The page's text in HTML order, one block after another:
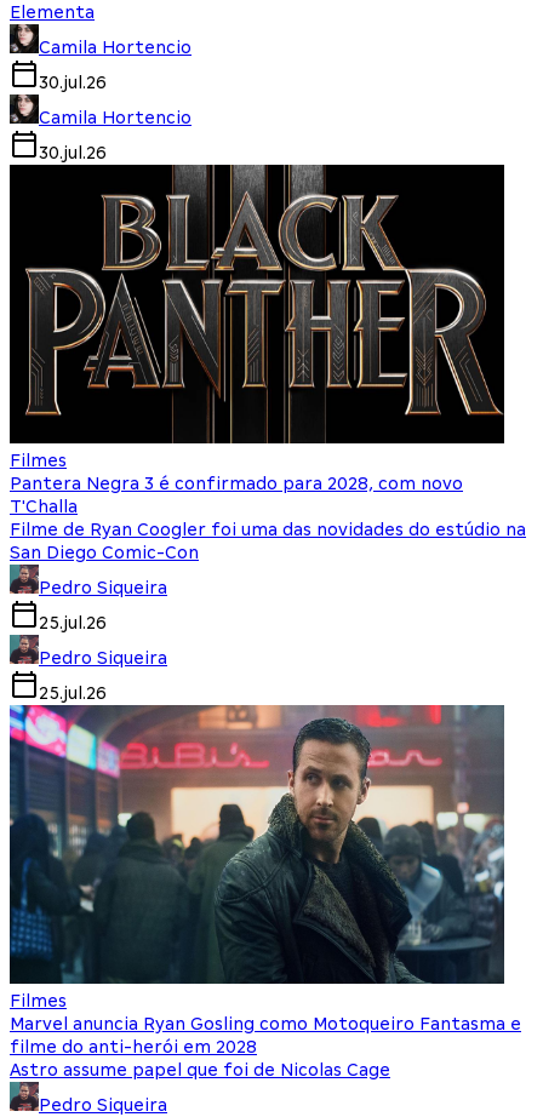
Elementa
Camila Hortencio
30.jul.26
Camila Hortencio
30.jul.26
Filmes
Pantera Negra 3 é confirmado para 2028, com novo
T'Challa
Filme de Ryan Coogler foi uma das novidades do estúdio na
San Diego Comic-Con
Pedro Siqueira
25.jul.26
Pedro Siqueira
25.jul.26
Filmes
Marvel anuncia Ryan Gosling como Motoqueiro Fantasma e
filme do anti-herói em 2028
Astro assume papel que foi de Nicolas Cage
Pedro Siqueira